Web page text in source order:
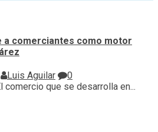
a comerciantes como motor
Luis Aguilar
0
comercio que se desarrolla en...